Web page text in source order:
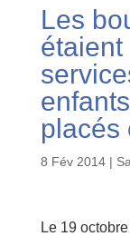
Les
placés
8 Fév 2014|
Le 19